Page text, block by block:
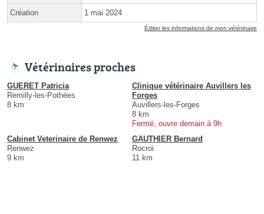
Création 1 mai 2024
Éditer les informations de mon vétérinaire
Vétérinaires proches
GUERET Patricia
Remilly-les-Pothées
8 km
Clinique vétérinaire Auvillers les
Forges
Auvillers-les-Forges
8 km
Fermé, ouvre demain à 9h
Cabinet Veterinaire de Renwez
Renwez
9 km
GAUTHIER Bernard
Rocroi
11 km